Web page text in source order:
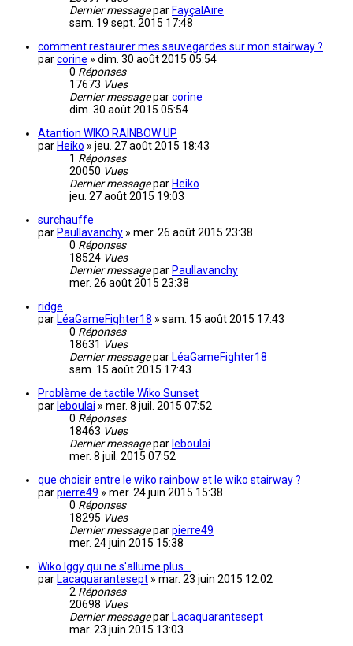
Dernier messagepar FayçalAire
sam. 19 sept. 2015 17:48
comment restaurer mes sauvegardes sur mon stairway ?
parcorine » dim. 30 août 2015 05:54
0 Réponses
17673 Vues
Dernier messageparcorine
dim. 30 août 2015 05:54
Atantion WIKO RAINBOW UP
par Heiko » jeu. 27 août 2015 18:43
1 Réponses
20050 Vues
Dernier messagepar Heiko
jeu. 27 août 2015 19:03
surchauffe
par Paullavanchy » mer. 26 août 2015 23:38
0 Réponses
18524 Vues
Dernier messagepar Paullavanchy
mer. 26 août 2015 23:38
ridge
par LéaGameFighter18 » sam. 15 août 2015 17:43
0 Réponses
18631 Vues
Dernier messagepar LéaGameFighter18
sam. 15 août 2015 17:43
Problème de tactile Wiko Sunset
par leboulai » mer. 8 juil. 2015 07:52
0 Réponses
18463 Vues
Dernier messagepar leboulai
mer. 8 juil. 2015 07:52
que choisir entre le wiko rainbow et le wiko stairway ?
parpierre49 » mer. 24 juin 2015 15:38
0 Réponses
18295 Vues
Dernier messageparpierre49
mer. 24 juin 2015 15:38
Wiko Iggy qui ne s'allume plus...
par Lacaquarantesept » mar. 23 juin 2015 12:02
2 Réponses
20698 Vues
Dernier messagepar Lacaquarantesept
mar. 23 juin 2015 13:03